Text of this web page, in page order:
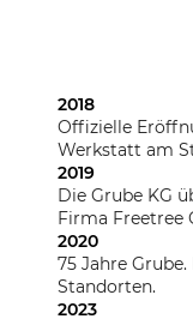
2018
Offizielle
Werkstatt am
2019
Die Grube KG
Firma Freetree
2020
75 Jahre
Standorten.
2023